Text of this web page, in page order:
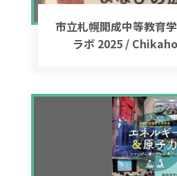
市立札幌開成中等教育
ラボ 2025 /